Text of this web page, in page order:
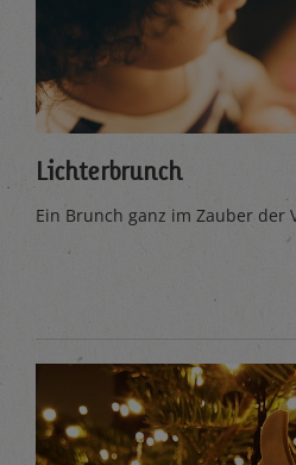
Lichterbrunch
Ein Brunch ganz im Zauber der